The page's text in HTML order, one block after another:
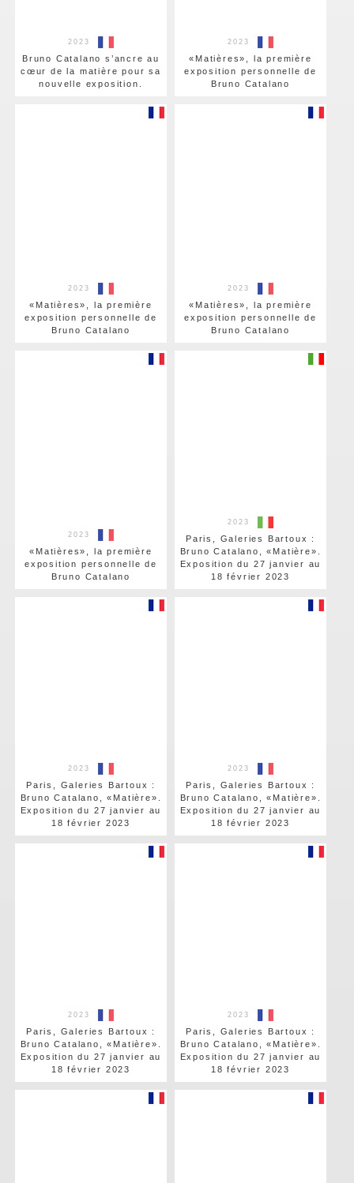
2023
Bruno Catalano s’ancre au
cœur de la matière pour sa
nouvelle exposition.
2023
«Matières», la première
exposition personnelle de
Bruno Catalano
2023
«Matières», la première
exposition personnelle de
Bruno Catalano
2023
«Matières», la première
exposition personnelle de
Bruno Catalano
2023
«Matières», la première
exposition personnelle de
Bruno Catalano
2023
Paris, Galeries Bartoux :
Bruno Catalano, «Matière».
Exposition du 27 janvier au
18 février 2023
2023
Paris, Galeries Bartoux :
Bruno Catalano, «Matière».
Exposition du 27 janvier au
18 février 2023
2023
Paris, Galeries Bartoux :
Bruno Catalano, «Matière».
Exposition du 27 janvier au
18 février 2023
2023
Paris, Galeries Bartoux :
Bruno Catalano, «Matière».
Exposition du 27 janvier au
18 février 2023
2023
Paris, Galeries Bartoux :
Bruno Catalano, «Matière».
Exposition du 27 janvier au
18 février 2023